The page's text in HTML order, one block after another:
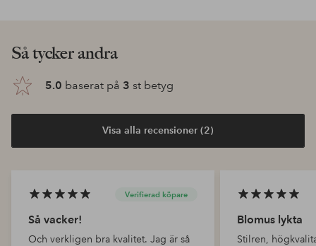
Så tycker andra
5.0 baserat på 3 st betyg
Visa alla recensioner (2)
Verifierad köpare
Så vacker!
Och verkligen bra kvalitet. Jag är så
Blomus lykta
Stilren,